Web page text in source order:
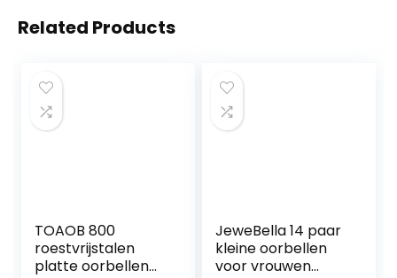
Related Products
TOAOB 800
roestvrijstalen
platte oorbellen
JeweBella 14 paar
kleine oorbellen
voor vrouwen